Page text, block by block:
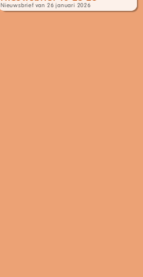
Nieuwsbrief van 26 januari 2026